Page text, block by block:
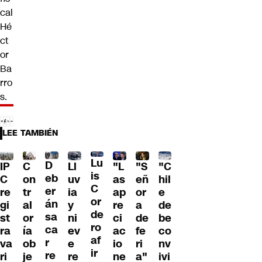
cal
Hé
ct
or
Ba
rro
s.
LEE TAMBIÉN
IP
C
re
gi
st
ra
va
ri
C
on
tr
al
or
ía
ob
je
D
eb
er
án
sa
ca
r
re
Ll
uv
ia
y
ni
ev
e
re
Lu
is
C
or
de
ro
af
ir
"L
as
ap
re
ci
ac
io
ne
"S
eñ
or
a
de
fe
ri
a"
"C
hil
e
de
be
co
nv
ivi